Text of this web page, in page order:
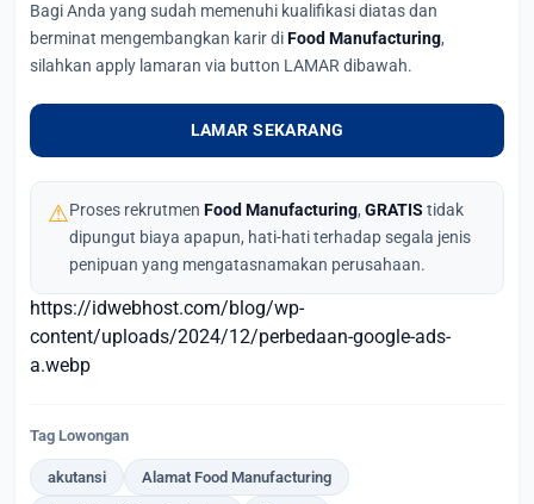
Bagi Anda yang sudah memenuhi kualifikasi diatas dan
berminat mengembangkan karir diFood Manufacturing,
silahkan apply lamaran via button LAMAR dibawah.
LAMAR SEKARANG
⚠Proses rekrutmen Food Manufacturing, GRATIS tidak
dipungut biaya apapun, hati-hati terhadap segala jenis
penipuan yang mengatasnamakan perusahaan.
https://idwebhost.com/blog/wp-
content/uploads/2024/12/perbedaan-google-ads-
a.webp
Tag Lowongan
akutansi Alamat Food Manufacturing